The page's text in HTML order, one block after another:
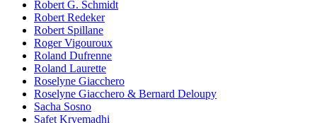
Robert G. Schmidt
Robert Redeker
Robert Spillane
Roger Vigouroux
Roland Dufrenne
Roland Laurette
Roselyne Giacchero
Roselyne Giacchero & Bernard Deloupy
Sacha Sosno
Safet Kryemadhi